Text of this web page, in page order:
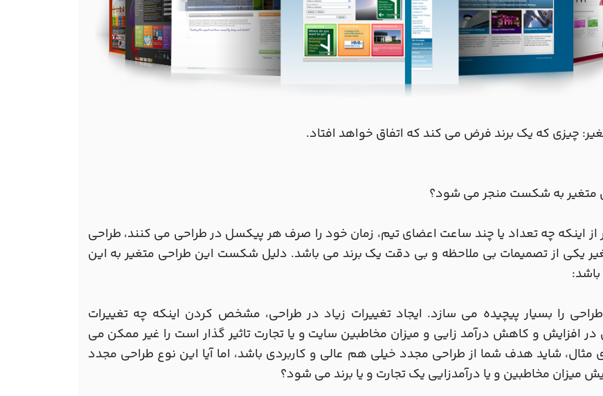
چیزی که یک برند فرض می کند که اتفاق خواهد افتاد.
متغیر به شکست منجر می شود؟
از اینکه چه تعداد یا چند ساعت اعضای تیم، زمان خود را صرف هر پیکسل در طراحی می کنند، طراحی
یکی از تصمیمات بی ملاحظه و بی دقت یک برند می باشد. دلیل شکست این طراحی متغیر به این
را بسیار پیچیده می سازد. ایجاد تغییرات زیاد در طراحی، مشخص کردن اینکه چه تغییرات
افزایش و کاهش درآمد زایی و میزان مخاطبین سایت و یا تجارت تاثیر گذار است را غیر ممکن می
مثال، شاید هدف شما از طراحی مجدد خیلی هم عالی و کاربردی باشد، اما آیا این نوع طراحی مجدد
میزان مخاطبین و یا درآمدزایی یک تجارت و یا برند می شود؟